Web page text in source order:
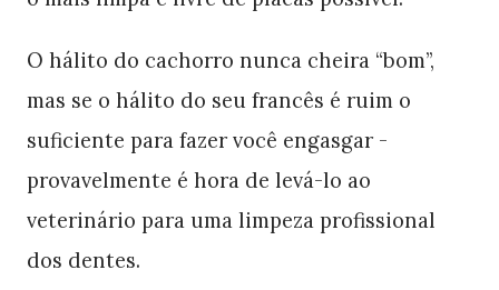
O hálito do cachorro nunca cheira “bom”,
mas se o hálito do seu francês é ruim o
suficiente para fazer você engasgar -
provavelmente é hora de levá-lo ao
veterinário para uma limpeza profissional
dos dentes.